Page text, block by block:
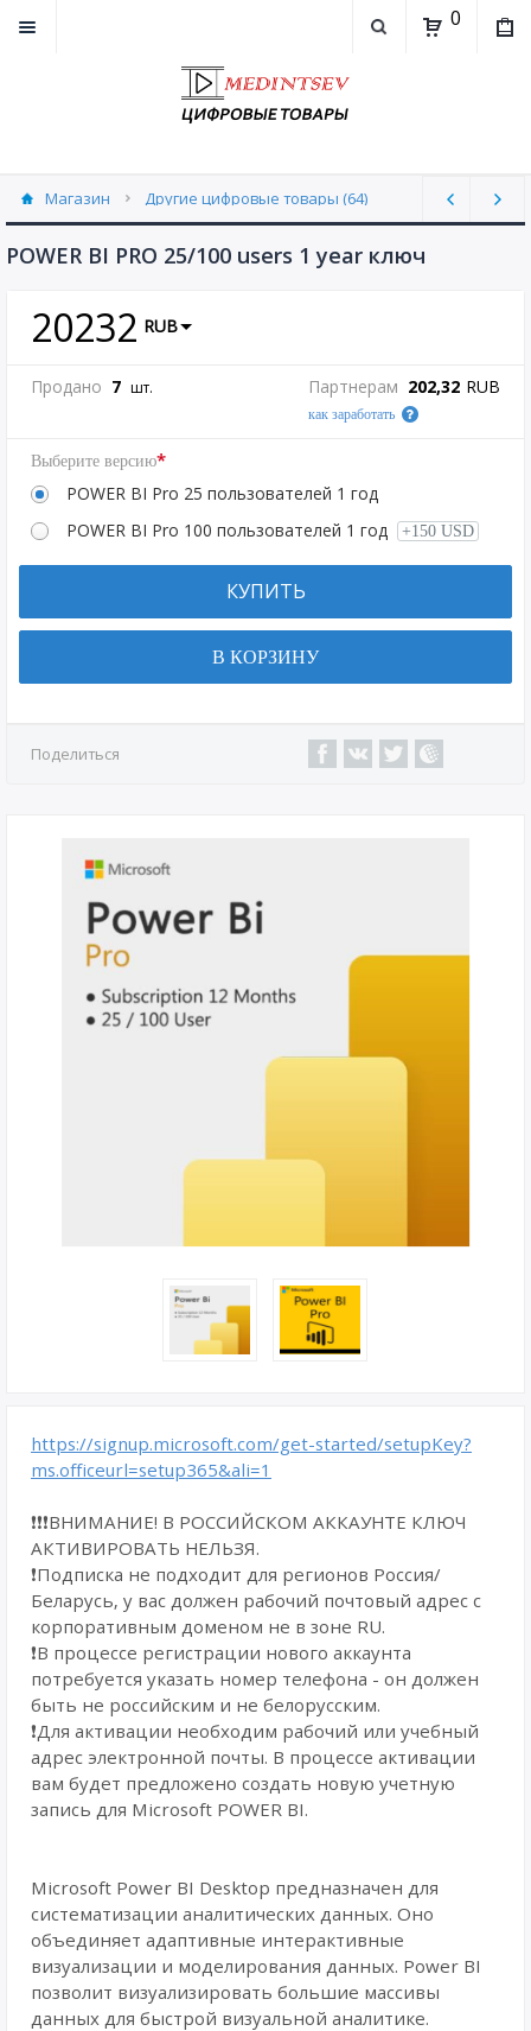
0
Магазин Другие цифровые товары (64)
POWER BI PRO 25/100 users 1 year ключ
20232 RUB
Продано 7 шт. Партнерам 202,32 RUB
как заработать
Выберите версию*
POWER BI Pro 25 пользователей 1 год
POWER BI Pro 100 пользователей 1 год
+150 USD
КУПИТЬ
В КОРЗИНУ
Поделиться
https://signup.microsoft.com/get-started/setupKey?
ms.officeurl=setup365&ali=1
❗❗❗ВНИМАНИЕ! В РОССИЙСКОМ АККАУНТЕ КЛЮЧ
АКТИВИРОВАТЬ НЕЛЬЗЯ.
❗Подписка не подходит для регионов Россия/
Беларусь, у вас должен рабочий почтовый адрес с
корпоративным доменом не в зоне RU.
❗В процессе регистрации нового аккаунта
потребуется указать номер телефона - он должен
быть не российским и не белорусским.
❗Для активации необходим рабочий или учебный
адрес электронной почты. В процессе активации
вам будет предложено создать новую учетную
запись для Microsoft POWER BI.
Microsoft Power BI Desktop предназначен для
систематизации аналитических данных. Оно
объединяет адаптивные интерактивные
визуализации и моделирования данных. Power BI
позволит визуализировать большие массивы
данных для быстрой визуальной аналитике.